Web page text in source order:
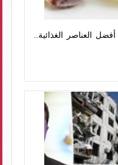
العناصر الغذائية..